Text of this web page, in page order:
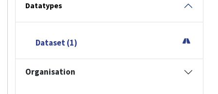
Datatypes
Dataset (1)
Organisation